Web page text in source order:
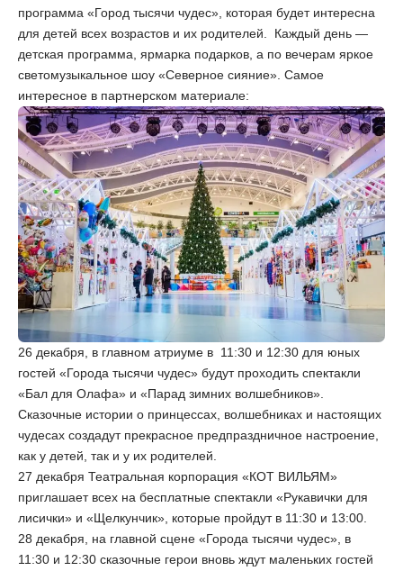
программа «Город тысячи чудес», которая будет интересна
для детей всех возрастов и их родителей. Каждый день —
детская программа, ярмарка подарков, а по вечерам яркое
светомузыкальное шоу «Северное сияние». Самое
интересное в партнерском материале:
26 декабря, в главном атриуме в 11:30 и 12:30 для юных
гостей «Города тысячи чудес» будут проходить спектакли
«Бал для Олафа» и «Парад зимних волшебников».
Сказочные истории о принцессах, волшебниках и настоящих
чудесах создадут прекрасное предпраздничное настроение,
как у детей, так и у их родителей.
27 декабря Театральная корпорация «КОТ ВИЛЬЯМ»
приглашает всех на бесплатные спектакли «Рукавички для
лисички» и «Щелкунчик», которые пройдут в 11:30 и 13:00.
28 декабря, на главной сцене «Города тысячи чудес», в
11:30 и 12:30 сказочные герои вновь ждут маленьких гостей